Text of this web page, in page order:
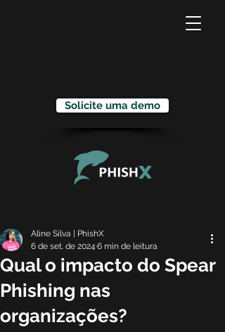
Solicite uma demo
Qual o impacto do Spear
Phishing nas
organizações?
Aline Silva | PhishX
6 de set. de 2024 6 min de leitura